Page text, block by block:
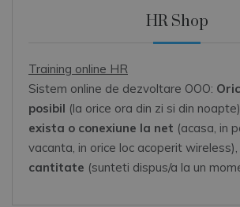
HR Shop
Training online HR
Sistem online de dezvoltare OOO:
posibil (la orice ora din zi si din noapte),
exista o conexiune la net (acasa, in
vacanta, in orice loc acoperit wireless),
cantitate (sunteti dispus/a la un